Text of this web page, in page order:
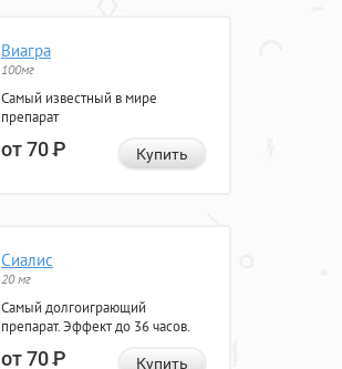
Виагра
100мг
Самый известный в мире
препарат
от 70Р Купить
Сиалис
20 мг
Самый долгоиграющий
препарат. Эффект до 36 часов.
от 70Р Купить